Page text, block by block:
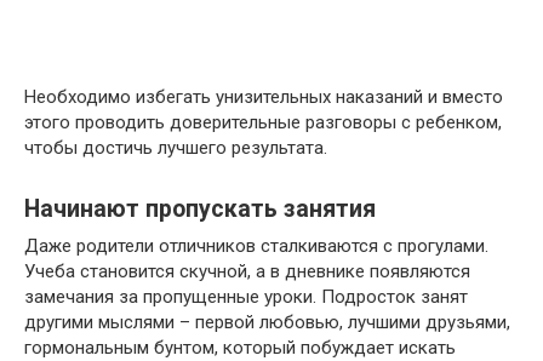
Необходимо избегать унизительных наказаний и вместо
этого проводить доверительные разговоры с ребенком,
чтобы достичь лучшего результата.
Начинают пропускать занятия
Даже родители отличников сталкиваются с прогулами.
Учеба становится скучной, а в дневнике появляются
замечания за пропущенные уроки. Подросток занят
другими мыслями – первой любовью, лучшими друзьями,
гормональным бунтом, который побуждает искать